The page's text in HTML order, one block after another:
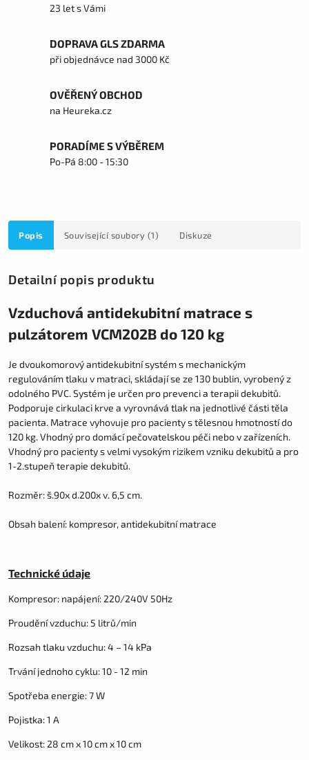
23 let s Vámi
DOPRAVA GLS ZDARMA
při objednávce nad 3000 Kč
OVĚŘENÝ OBCHOD
na Heureka.cz
PORADÍME S VÝBĚREM
Po-Pá 8:00 - 15:30
Popis Související soubory (1) Diskuze
Detailní popis produktu
Vzduchová antidekubitní matrace s
pulzátorem VCM202B do 120 kg
Je dvoukomorový antidekubitní systém s mechanickým
regulováním tlaku v matraci, skládají se ze 130 bublin, vyrobený z
odolného PVC. Systém je určen pro prevenci a terapii dekubitů.
Podporuje cirkulaci krve a vyrovnává tlak na jednotlivé části těla
pacienta. Matrace vyhovuje pro pacienty s tělesnou hmotností do
120 kg. Vhodný pro domácí pečovatelskou péči nebo v zařízeních.
Vhodný pro pacienty s velmi vysokým rizikem vzniku dekubitů a pro
1-2.stupeň terapie dekubitů.
Rozměr: š.90x d.200x v. 6,5 cm.
Obsah balení: kompresor, antidekubitní matrace
Technické údaje
Kompresor: napájení: 220/240V 50Hz
Proudění vzduchu: 5 litrů/min
Rozsah tlaku vzduchu: 4 – 14 kPa
Trvání jednoho cyklu: 10 - 12 min
Spotřeba energie: 7 W
Pojistka: 1 A
Velikost: 28 cm x 10 cm x 10 cm